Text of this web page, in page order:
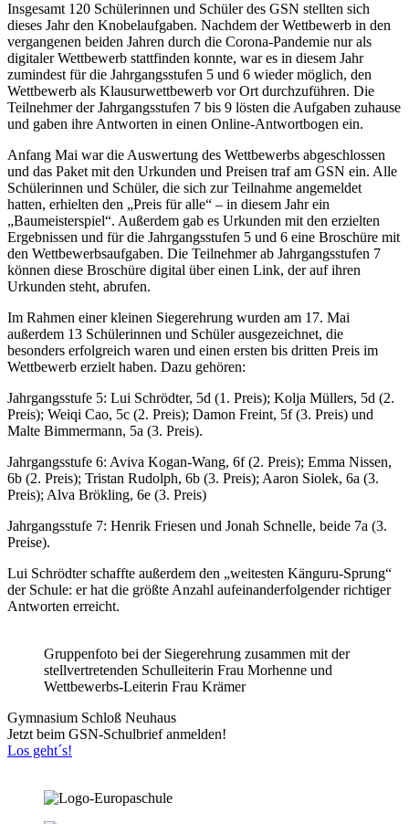
Insgesamt 120 Schülerinnen und Schüler des GSN stellten sich
dieses Jahr den Knobelaufgaben. Nachdem der Wettbewerb in den
vergangenen beiden Jahren durch die Corona-Pandemie nur als
digitaler Wettbewerb stattfinden konnte, war es in diesem Jahr
zumindest für die Jahrgangsstufen 5 und 6 wieder möglich, den
Wettbewerb als Klausurwettbewerb vor Ort durchzuführen. Die
Teilnehmer der Jahrgangsstufen 7 bis 9 lösten die Aufgaben zuhause
und gaben ihre Antworten in einen Online-Antwortbogen ein.
Anfang Mai war die Auswertung des Wettbewerbs abgeschlossen
und das Paket mit den Urkunden und Preisen traf am GSN ein. Alle
Schülerinnen und Schüler, die sich zur Teilnahme angemeldet
hatten, erhielten den „Preis für alle“ – in diesem Jahr ein
„Baumeisterspiel“. Außerdem gab es Urkunden mit den erzielten
Ergebnissen und für die Jahrgangsstufen 5 und 6 eine Broschüre mit
den Wettbewerbsaufgaben. Die Teilnehmer ab Jahrgangsstufen 7
können diese Broschüre digital über einen Link, der auf ihren
Urkunden steht, abrufen.
Im Rahmen einer kleinen Siegerehrung wurden am 17. Mai
außerdem 13 Schülerinnen und Schüler ausgezeichnet, die
besonders erfolgreich waren und einen ersten bis dritten Preis im
Wettbewerb erzielt haben. Dazu gehören:
Jahrgangsstufe 5: Lui Schrödter, 5d (1. Preis); Kolja Müllers, 5d (2.
Preis); Weiqi Cao, 5c (2. Preis); Damon Freint, 5f (3. Preis) und
Malte Bimmermann, 5a (3. Preis).
Jahrgangsstufe 6: Aviva Kogan-Wang, 6f (2. Preis); Emma Nissen,
6b (2. Preis); Tristan Rudolph, 6b (3. Preis); Aaron Siolek, 6a (3.
Preis); Alva Brökling, 6e (3. Preis)
Jahrgangsstufe 7: Henrik Friesen und Jonah Schnelle, beide 7a (3.
Preise).
Lui Schrödter schaffte außerdem den „weitesten Känguru-Sprung“
der Schule: er hat die größte Anzahl aufeinanderfolgender richtiger
Antworten erreicht.
Gruppenfoto bei der Siegerehrung zusammen mit der
stellvertretenden Schulleiterin Frau Morhenne und
Wettbewerbs-Leiterin Frau Krämer
Gymnasium Schloß Neuhaus
Jetzt beim GSN-Schulbrief anmelden!
Los geht´s!